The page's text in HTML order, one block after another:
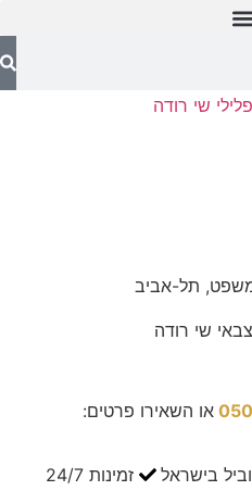
או השאירו פרטים:
בישראל זמינות 24/7